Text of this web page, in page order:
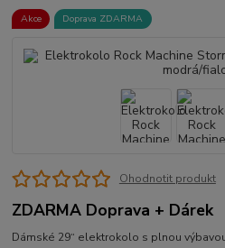
Akce Doprava ZDARMA
Ohodnotit produkt
ZDARMA Doprava + Dárek
Dámské 29“ elektrokolo s plnou